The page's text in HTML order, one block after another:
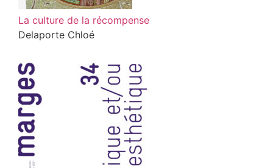
La culture de la récompense
Delaporte Chloé